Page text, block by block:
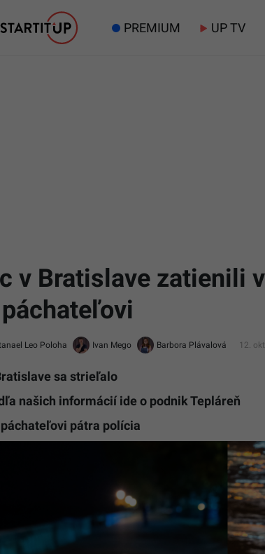
PREMIUM UP TV
v Bratislave zatienili
Leo Poloha Ivan Mego Barbora Plávalová 12.
sa strieľalo
našich informácií ide o podnik Tepláreň
pátra polícia